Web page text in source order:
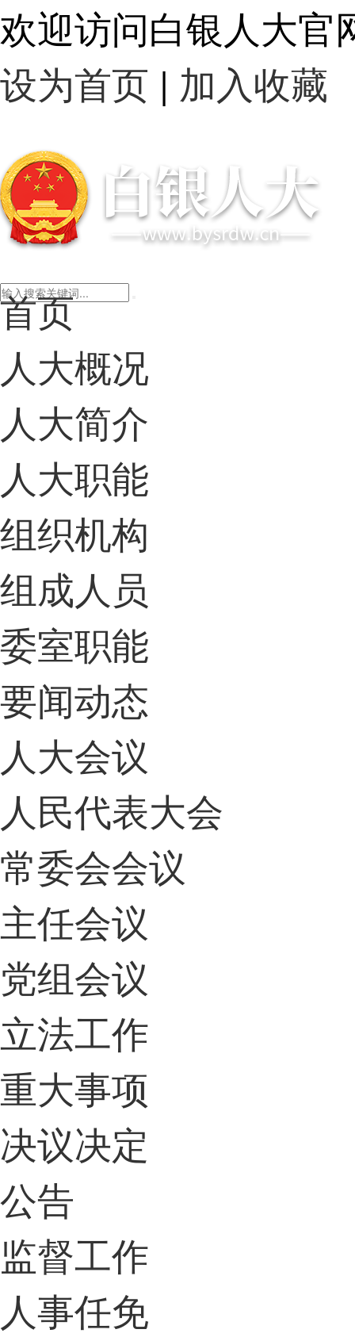
欢迎访问白银人大官
设为首页 | 加入收藏
首页
人大概况
人大简介
人大职能
组织机构
组成人员
委室职能
要闻动态
人大会议
人民代表大会
常委会会议
主任会议
党组会议
立法工作
重大事项
决议决定
公告
监督工作
人事任免